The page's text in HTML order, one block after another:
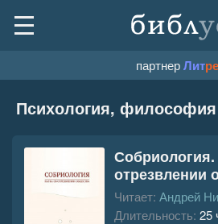
партнерЛит
Психология, философия
отрезвлении
Читает: Андрей
Длительность: 25